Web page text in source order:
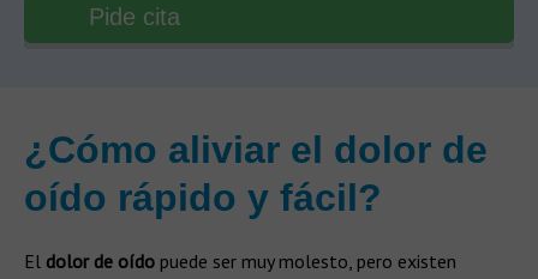
Pide cita
¿Cómo aliviar el dolor de
oído rápido y fácil​?
El dolor de oído puede ser muy molesto, pero existen